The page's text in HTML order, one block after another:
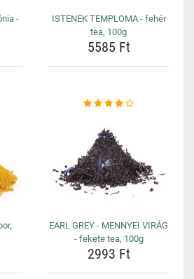
-
ISTENEK TEMPLOMA - fehér
tea, 100g
5585 Ft
EARL GREY - MENNYEI VIRÁG
- fekete tea, 100g
2993 Ft